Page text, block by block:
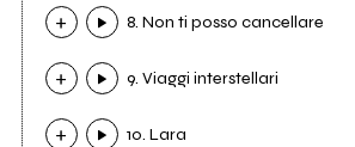
8. Non ti posso cancellare
9. Viaggi interstellari
10. Lara